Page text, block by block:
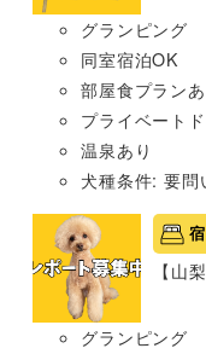
グランピング
同室宿泊OK
部屋食プラン
プライベート
温泉あり
犬種条件: 要問
宿
【山
グランピング